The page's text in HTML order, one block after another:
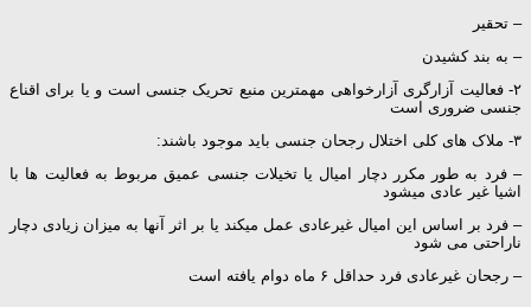
– تحقیر
– به بند کشیدن
۲- فعالیت آزارگری آزارخواهی مهمترین منبع تحریک جنسی است و یا برای اقناع
جنسی ضروری است
۳- ملاک های کلی اختلال رجحان جنسی باید موجود باشند:
– فرد به طور مکرر دچار امیال یا تخیلات جنسی عمیق مربوط به فعالیت ها با
اشیا غیر عادی میشود
– فرد بر اساس این امیال غیرعادی عمل میکند یا بر اثر آنها به میزان زیادی دچار
ناراحتی می شود
– رجحان غیرعادی فرد حداقل ۶ ماه دوام یافته است